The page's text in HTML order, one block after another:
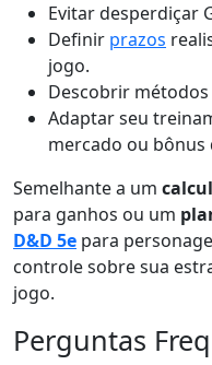
Evitar desperdiçar
Definir prazos
jogo.
Descobrir
Adaptar seu
mercado ou bônus
Semelhante a um
para ganhos ou um
D&D 5e para
controle sobre sua
jogo.
Perguntas